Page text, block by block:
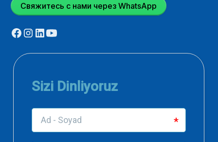
Свяжитесь с нами через WhatsApp